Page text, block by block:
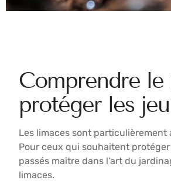
Comprendre le
protéger les
Les limaces sont
Pour ceux qui souhaitent
passés maître dans l’art du
limaces.